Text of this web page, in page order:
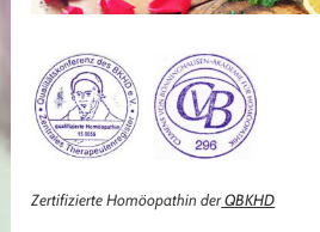
Zertifizierte Homöopathin derQBKHD